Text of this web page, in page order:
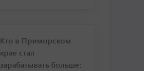
Кто в Приморском
крае стал
зарабатывать больше: